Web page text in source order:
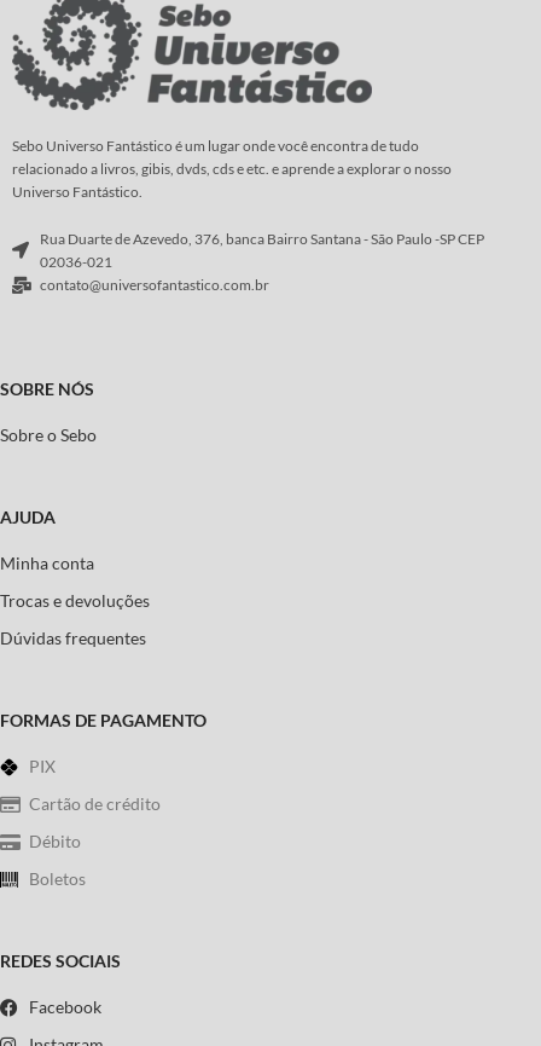
que exala a mais delicada fragrância
de rosas...
Roteiro e Arte:Yana Toboso
jamais poderão ser curadas.
Roteiro:Ed Brubaker
Sebo Universo Fantástico é um lugar onde você encontra de tudo
relacionado a livros, gibis, dvds, cds e etc. e aprende a explorar o nosso
Universo Fantástico.
Rua Duarte de Azevedo, 376, banca Bairro Santana - São Paulo -SP CEP
02036-021
contato@universofantastico.com.br
SOBRE NÓS
Sobre o Sebo
AJUDA
Minha conta
Trocas e devoluções
Dúvidas frequentes
FORMAS DE PAGAMENTO
PIX
Cartão de crédito
Débito
Boletos
REDES SOCIAIS
Facebook